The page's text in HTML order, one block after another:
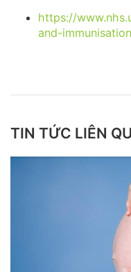
https://
and-
TIN TỨC LIÊN